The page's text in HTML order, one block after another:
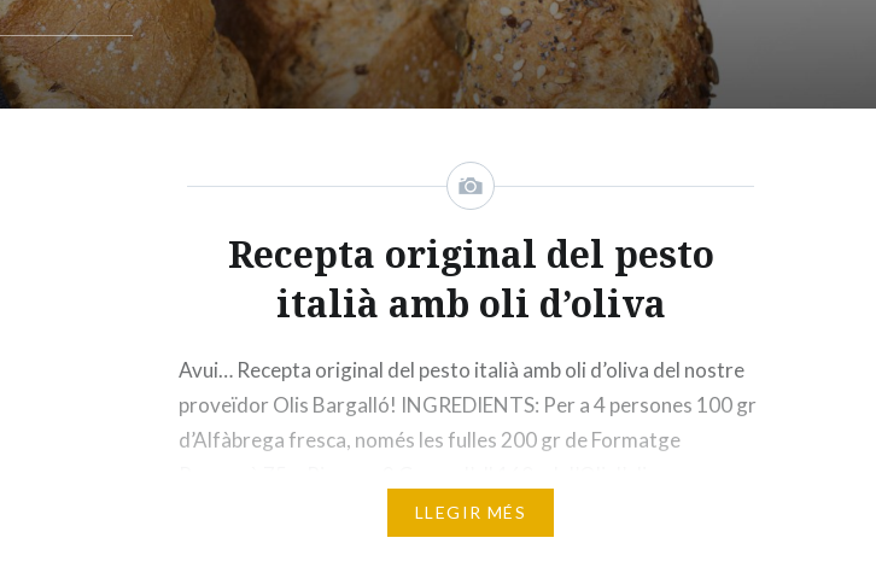
Recepta original del pesto
italià amb oli d’oliva
Avui… Recepta original del pesto italià amb oli d’oliva del nostre
proveïdor Olis Bargalló! INGREDIENTS: Per a 4 persones 100 gr
d’Alfàbrega fresca, només les fulles 200 gr de Formatge
extra arbequina Olis Bargalló Sal ELABORACIÓ: Separar les
fulles d’alfàbrega de la tija…
LLEGIR MÉS